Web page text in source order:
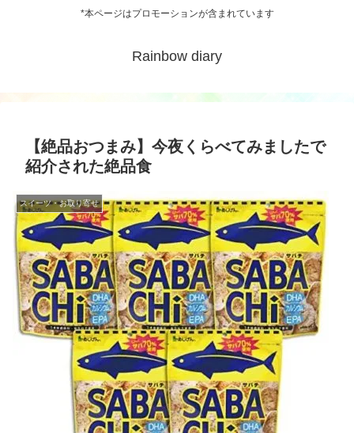
*本ページはプロモーションが含まれています
Rainbow diary
【絶品おつまみ】今夜くらべてみましたで
紹介された絶品食
スイーツ・お取り寄せ